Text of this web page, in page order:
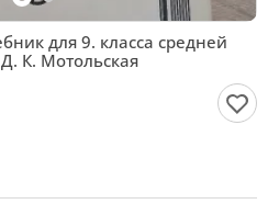
для 9. класса средней
К. Мотольская